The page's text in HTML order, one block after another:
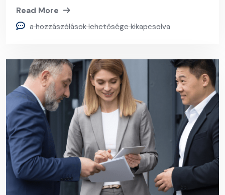
Read More
a hozzászólások lehetősége kikapcsolva